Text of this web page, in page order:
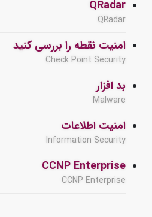
QRadar
QRadar
امنیت نقطه را بررسی کنید
Check Point Security
بد افزار
Malware
امنیت اطلاعات
Information Security
CCNP Enterprise
CCNP Enterprise